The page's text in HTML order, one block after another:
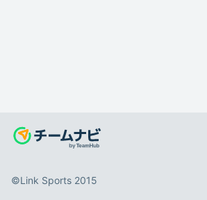
©️Link Sports 2015